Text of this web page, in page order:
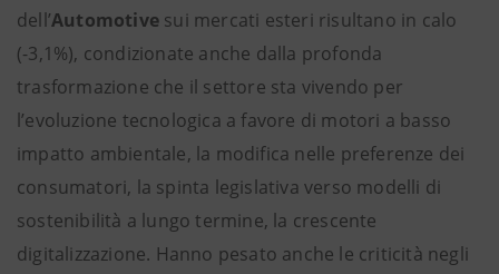
dell’Automotive sui mercati esteri risultano in calo
(-3,1%), condizionate anche dalla profonda
trasformazione che il settore sta vivendo per
l’evoluzione tecnologica a favore di motori a basso
impatto ambientale, la modifica nelle preferenze dei
consumatori, la spinta legislativa verso modelli di
sostenibilità a lungo termine, la crescente
digitalizzazione. Hanno pesato anche le criticità negli